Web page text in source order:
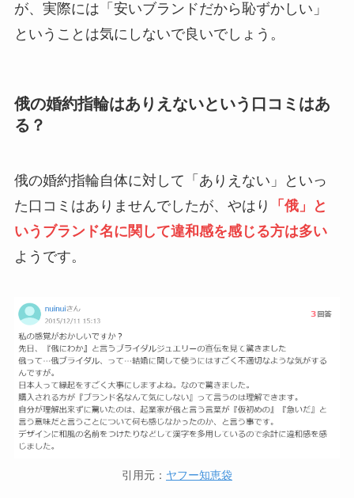
が、実際には「安いブランドだから恥ずかしい」
ということは気にしないで良いでしょう。
俄の婚約指輪はありえないという口コミはあ
る？
俄の婚約指輪自体に対して「ありえない」といっ
た口コミはありませんでしたが、やはり
「俄」と
いうブランド名に関して違和感を感じる方は多い
ようです。
引用元： ヤフー知恵袋